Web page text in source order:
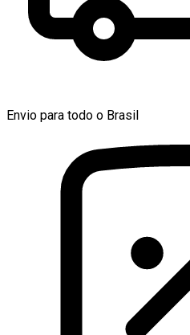
Envio para todo o Brasil